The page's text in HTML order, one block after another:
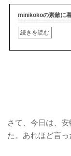
minikokoの素敵に
続きを読む
さて、今日は、
た。あれほど言